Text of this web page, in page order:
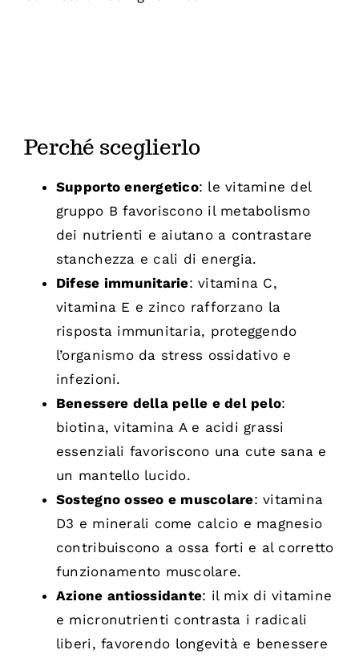
Perché sceglierlo
Supporto energetico: le vitamine del
gruppo B favoriscono il metabolismo
dei nutrienti e aiutano a contrastare
stanchezza e cali di energia.
Difese immunitarie: vitamina C,
vitamina E e zinco rafforzano la
risposta immunitaria, proteggendo
l’organismo da stress ossidativo e
infezioni.
Benessere della pelle e del pelo:
biotina, vitamina A e acidi grassi
essenziali favoriscono una cute sana e
un mantello lucido.
Sostegno osseo e muscolare: vitamina
D3 e minerali come calcio e magnesio
contribuiscono a ossa forti e al corretto
funzionamento muscolare.
Azione antiossidante: il mix di vitamine
e micronutrienti contrasta i radicali
liberi, favorendo longevità e benessere